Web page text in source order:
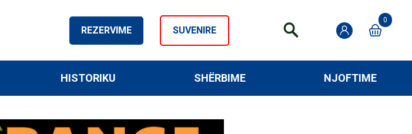
REZERVIME SUVENIRE
0
HISTORIKU SHËRBIME NJOFTIME